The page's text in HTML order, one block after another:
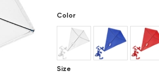
Color
Size